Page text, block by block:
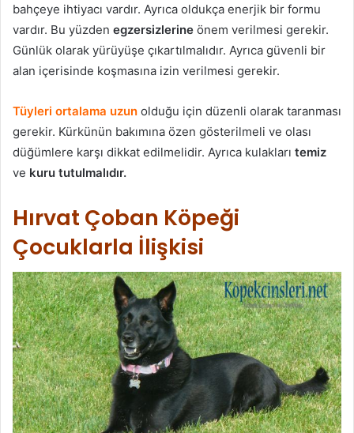
bahçeye ihtiyacı vardır. Ayrıca oldukça enerjik bir formu
vardır. Bu yüzden egzersizlerine önem verilmesi gerekir.
Günlük olarak yürüyüşe çıkartılmalıdır. Ayrıca güvenli bir
alan içerisinde koşmasına izin verilmesi gerekir.
Tüyleri ortalama uzun olduğu için düzenli olarak taranması
gerekir. Kürkünün bakımına özen gösterilmeli ve olası
düğümlere karşı dikkat edilmelidir. Ayrıca kulakları temiz
ve kuru tutulmalıdır.
Hırvat Çoban Köpeği
Çocuklarla İlişkisi